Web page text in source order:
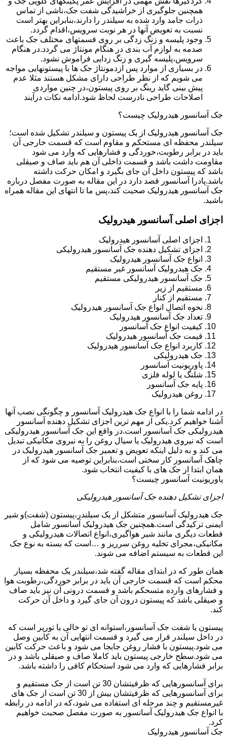
همچنین جلوگیری از خراشیدگی شفت جک،ناشی از تماس
ذرات جامد وارد شده به سیلندر را دارند،بنابراین بهتر است
نسبت به تعویض آنها در هر نوبت سرویس،اقدام گردد.
وجود پلیسه و زنگ زدگی بر روی قسمتهای مختلف جک باعث
صدمه به لوازم آب بندی در هنگام مونتاژ می گردد.در هنگام
سرویس،پلیسه گیری و زنگ زدایی فراموش نشود.
در بسیاری از موارد پس ازدمونتاژ جک ها با پیستونهایی مواجه
می شویم که از نظر طراحی دارای مشکل هستند مثلا عدم
پیش بینی گاید رینگ بر روی پیستون،در چنین مواردی
اصلاحات طراحی نادرست لحاظ شود.ادامه نکات درآیند
جک آسانسور هیدرولیک چیست؟
جک آسانسور هیدرولیک از یک پیستون و سیلندر تشکیل شده است؛
سیلندر محفظه ای مستحکم و مقاوم است که قسمت خارجی آن
باید در برابر رطوبت،خوردگی و فشارهایی که وارد می شود
مقاومت داشت باشد و قسمت داخلی آن هم باید صاف و صیقلی
باشد که پیستون داخل آن جای بگیرد و امکان حرکت داشته
باشد.پادرا آسانسور قصد دارد در این مقاله به صورت مفصل درباره
جک آسانسور هیدرولیک صحبت کند،پس ما تا انتهای این مقاله همراه
باشید.
اجزای اصلی آسانسور هیدرولیک
اجزای اصلی آسانسور هیدرولیک
اجزای تشکیل دهنده جک آسانسور هیدرولیکی
انواع جک آسانسور هیدرولیک
جک هیدرولیک آسانسور غیر مستقیم
جک آسانسور هیدرولیکی مستقیم
مستقیم از زیر
مستقیم از کنار
نحوه اتصال انواع جک آسانسور هیدرولیک
تعداد جک آسانسور هیدرولیک
کیفیت انواع جک آسانسور
قیمت جک آسانسور هیدرولیک
کاربرد انواع جک آسانسور هیدرولیک
جک هیدرولیکی
پاوریونیت آسانسور
شلنگ یا لوله فلزی
پایه جک آسانسور
روغن هیدرولیک
در ادامه شما را با انواع جک هیدرولیک آسانسور و چگونگی نصب آنها
آشنا خواهیم کرد.یکی از مهم ترین اجزای تشکیل دهنده آسانسور
هیدرولیکی جک آسانسور است.در واقع این جک آسانسور هیدرولیکی
است که نیروی هیدرولیک یا سیال روغن را به نیروی مکانیکی تبدیل
می کند و به دلیل اینکه تعویض و تعمیر جک آسانسور هیدرولیک در
چاهک آسانسور کار سختی است،بنابراین توصیه می شود که از
همان ابتدا از جک های با کیفیت انتخاب شود.
پاوریونیت آسانسور چیست؟
اجزای تشکیل دهنده جک آسانسور هیدرولیکی
جک هیدرولیک آسانسور متشکل از یک سیلندر،پیستون (شفت)و شیر
ایمنی ترکیدگی است.همچنین جک هیدرولیک آسانسور شامل
قطعات دیگری مانند شیر هواگیری،انواع اتصالات هیدرولیکی و
مکانیکی،مجرای تخلیه روغن سرریز و …است که بسته به نوع جک
این قطعات به سیستم اضافه می شوند.
همان طور که در ابتدای مقاله گفته شد،سیلندر یک محفظه بسیار
محکم است که قسمت خارجی آن باید در برابر خوردگی،رطوبت هوا
و فشارهای وارده متسحکم باشد و قسمت درونی آن نیز باید صاف
و صیقلی باشد که پیستون درون آن جای گیرد و داخل آن حرکت
کند.
پیستون یا شفت جک آسانسور،استوانه ای تو خالی یا تورپر است که
در داخل سیلندر قرار می گیرد و قسمت انتهایی آن به کابین وصل
می شود.پیستون با فشار روغن جابجا می شود و باعث حرکت کابین
می شود.سطح خارجی پیستون باید کاملا صاف و صیقلی باشد و در
برابر فشارهایی که وارد می شود استحکام کافی را داشته باشد.
برای آسانسورهایی که ظرفیتشان 30 تن است از جک مستقیم و
برای آسانسورهایی که ظرفیتشان بیش از 30 تن است از جک های
غیرمستقیم و چند مرحله ای استفاده می شود،که در ادامه در رابطه
با انواع جک هیدرولیک آسانسور به صورت مفصل صحبت خواهیم
کرد.
جک آسانسور هیدرولیک